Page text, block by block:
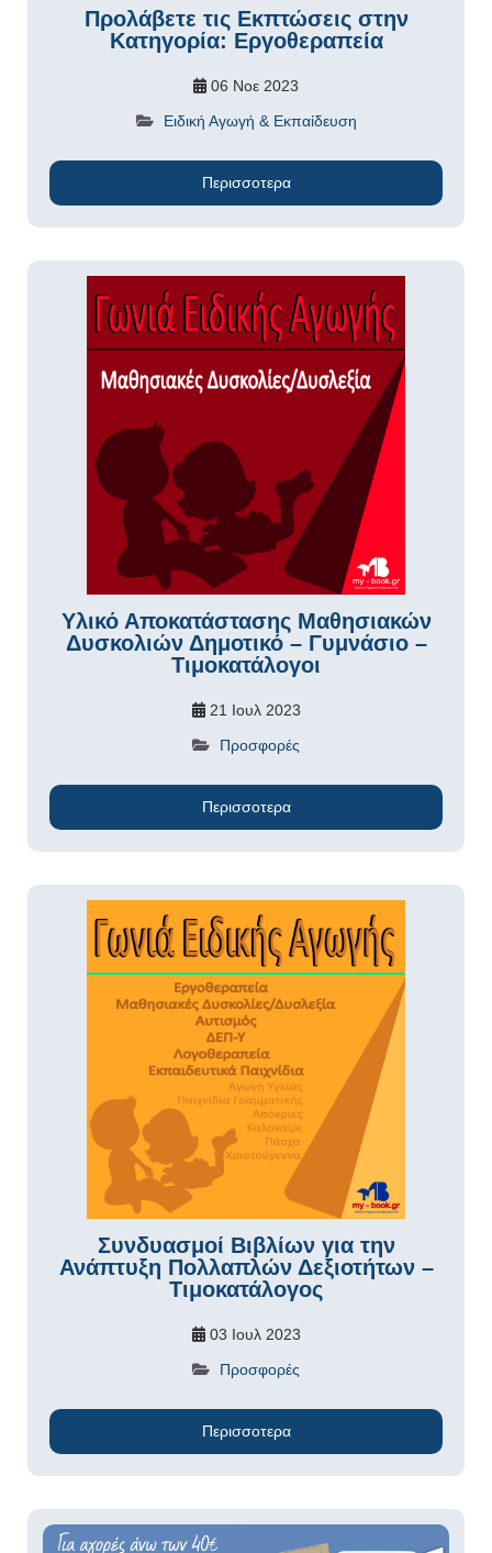
Προλάβετε τις Εκπτώσεις στην
Κατηγορία: Εργοθεραπεία
06 Νοε 2023
Ειδική Αγωγή & Εκπαίδευση
Περισσοτερα
Υλικό Αποκατάστασης Μαθησιακών
Δυσκολιών Δημοτικό – Γυμνάσιο –
Τιμοκατάλογοι
21 Ιουλ 2023
Προσφορές
Περισσοτερα
Συνδυασμοί Βιβλίων για την
Ανάπτυξη Πολλαπλών Δεξιοτήτων –
Τιμοκατάλογος
03 Ιουλ 2023
Προσφορές
Περισσοτερα